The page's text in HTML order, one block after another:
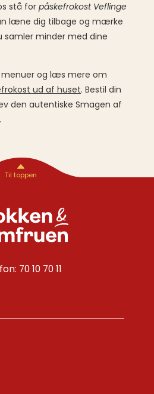
stå for påskefrokost Veflinge
læne dig tilbage og mærke
samler minder med dine
menuer og læs mere om
ud af huset. Bestil din
den autentiske Smagen af
70 10 70 11